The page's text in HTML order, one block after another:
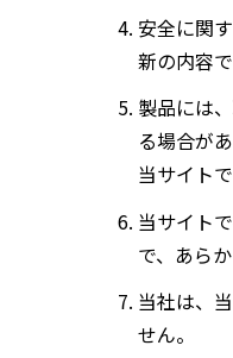
安全に関
新の内容
製品には
る場合があ
当サイト
当サイト
で、あら
当社は、
せん。